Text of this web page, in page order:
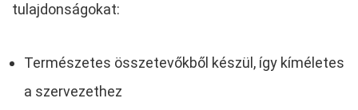
tulajdonságokat:
Természetes összetevőkből készül, így kíméletes
a szervezethez